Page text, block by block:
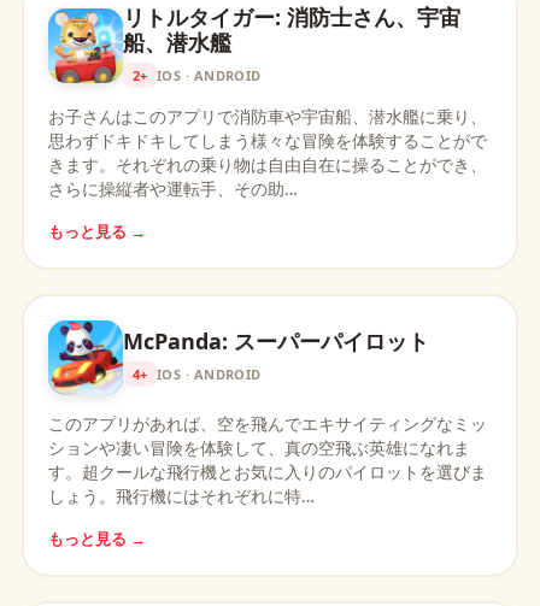
リトルタイガー: 消防士さん、宇宙
船、潜水艦
2+ IOS · ANDROID
お子さんはこのアプリで消防車や宇宙船、潜水艦に乗り、
思わずドキドキしてしまう様々な冒険を体験することがで
きます。それぞれの乗り物は自由自在に操ることができ、
さらに操縦者や運転手、その助…
もっと見る →
McPanda: スーパーパイロット
4+ IOS · ANDROID
このアプリがあれば、空を飛んでエキサイティングなミッ
ションや凄い冒険を体験して、真の空飛ぶ英雄になれま
す。超クールな飛行機とお気に入りのパイロットを選びま
しょう。飛行機にはそれぞれに特…
もっと見る →